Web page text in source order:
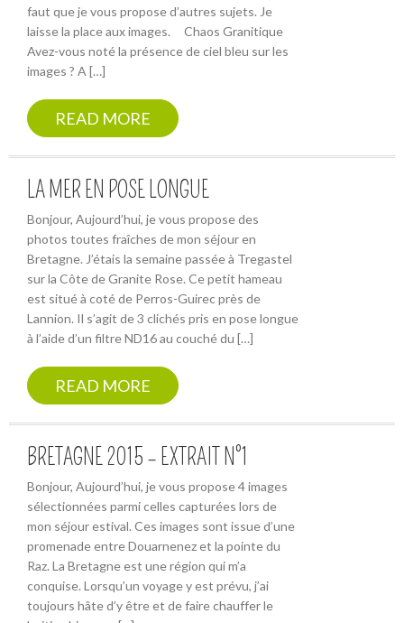
faut que je vous propose d’autres sujets. Je
laisse la place aux images. Chaos Granitique
Avez-vous noté la présence de ciel bleu sur les
images ? A […]
READ MORE
LA MER EN POSE LONGUE
Bonjour, Aujourd’hui, je vous propose des
photos toutes fraîches de mon séjour en
Bretagne. J’étais la semaine passée à Tregastel
sur la Côte de Granite Rose. Ce petit hameau
est situé à coté de Perros-Guirec près de
Lannion. Il s’agit de 3 clichés pris en pose longue
à l’aide d’un filtre ND16 au couché du […]
READ MORE
BRETAGNE 2015 – EXTRAIT N°1
Bonjour, Aujourd’hui, je vous propose 4 images
sélectionnées parmi celles capturées lors de
mon séjour estival. Ces images sont issue d’une
promenade entre Douarnenez et la pointe du
Raz. La Bretagne est une région qui m’a
conquise. Lorsqu’un voyage y est prévu, j’ai
toujours hâte d’y être et de faire chauffer le